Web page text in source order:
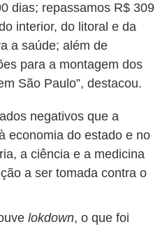
dias; repassamos R$ 309
interior, do litoral e da
a saúde; além de
para a montagem dos
São Paulo”, destacou.
negativos que a
economia do estado e no
a ciência e a medicina
a ser tomada contra o
lokdown, o que foi